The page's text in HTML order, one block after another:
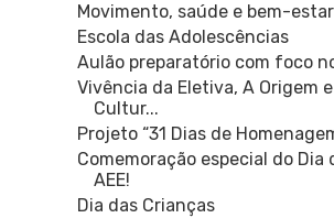
Movimento, saúde e bem-
Escola das Adolescências
Aulão preparatório com foco
Vivência da Eletiva, A Origem
Cultur...
Projeto “31 Dias de
Comemoração especial do Dia
AEE!
Dia das Crianças